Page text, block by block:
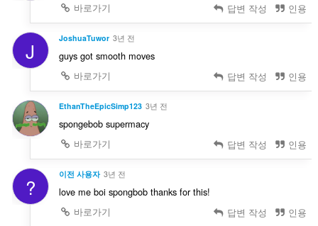
바로가기
답변 작성 인용
J JoshuaTuwor 3년 전
guys got smooth moves
바로가기
답변 작성 인용
EthanTheEpicSimp123 3년 전
spongebob supermacy
바로가기
답변 작성 인용
? 이전 사용자 3년 전
love me boi spongbob thanks for this!
바로가기
답변 작성 인용